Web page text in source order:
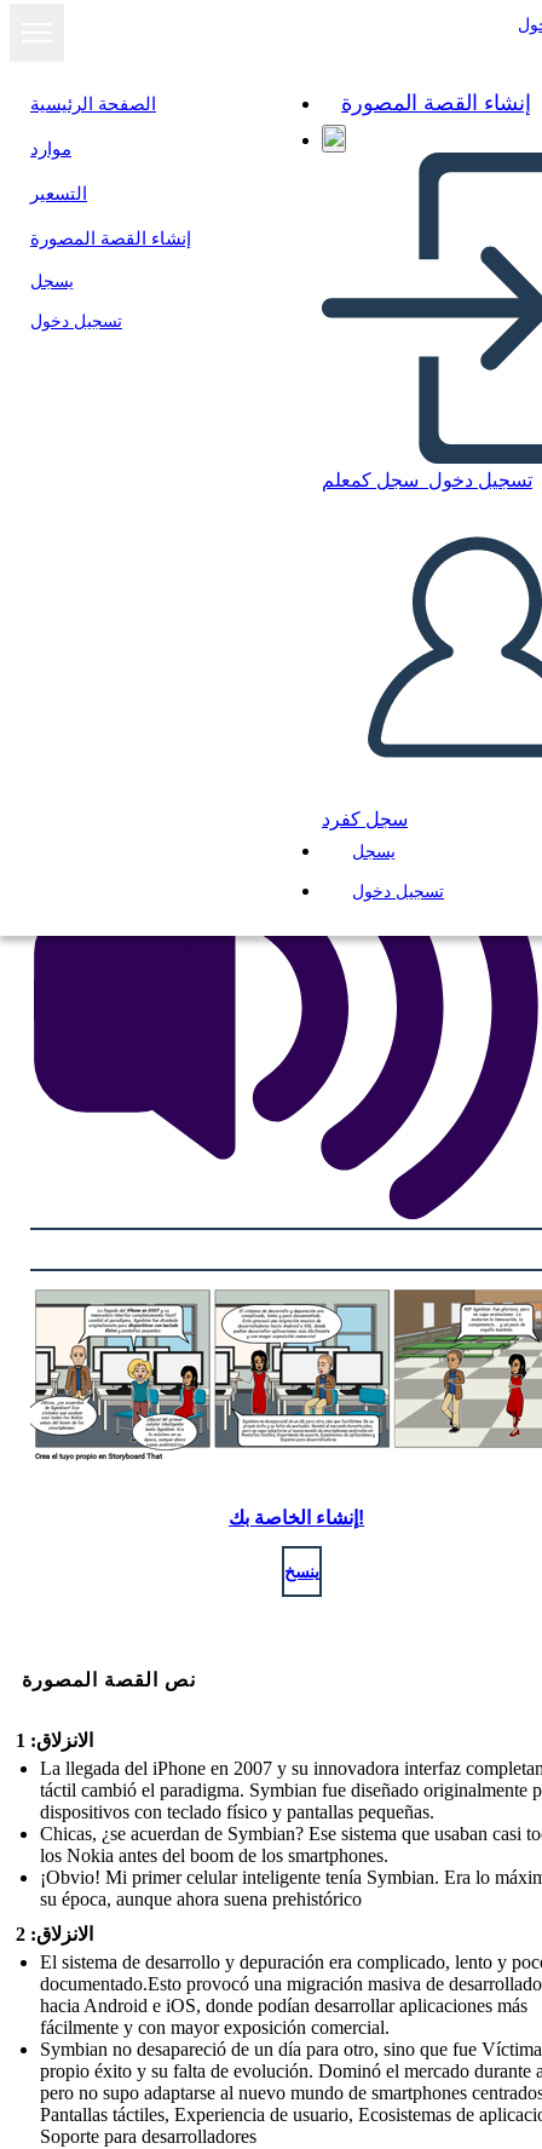
الصفحة الرئيسية
موارد
التسعير
إنشاء القصة المصورة
يسجل
تسجيل دخول
إنشاء القصة المصورة
تسجيل دخول سجل كمعلم
سجل كفرد
يسجل
تسجيل دخول
sistema operativo symbiom
عرض كشرائح
إنشاء الخاصة بك!
ينسخ
نص القصة المصورة
الانزلاق: 1
La llegada del iPhone en 2007 y su innovadora interfaz
táctil cambió el paradigma. Symbian fue diseñado originalmente
dispositivos con teclado físico y pantallas pequeñas.
Chicas, ¿se acuerdan de Symbian? Ese sistema que usaban casi
los Nokia antes del boom de los smartphones.
¡Obvio! Mi primer celular inteligente tenía Symbian. Era lo
su época, aunque ahora suena prehistórico
الانزلاق: 2
El sistema de desarrollo y depuración era complicado, lento y
documentado.Esto provocó una migración masiva de
hacia Android e iOS, donde podían desarrollar aplicaciones más
fácilmente y con mayor exposición comercial.
Symbian no desapareció de un día para otro, sino que fue
propio éxito y su falta de evolución. Dominó el mercado durante
pero no supo adaptarse al nuevo mundo de smartphones
Pantallas táctiles, Experiencia de usuario, Ecosistemas de
Soporte para desarrolladores